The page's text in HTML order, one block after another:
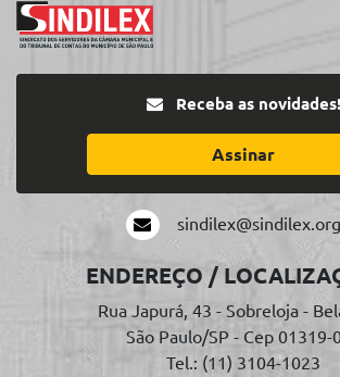
Receba as novidades!
Assinar
ENDEREÇO /
Rua Japurá, 43 - Sobreloja -
São Paulo/SP - Cep 01319-
Tel.: (11) 3104-1023